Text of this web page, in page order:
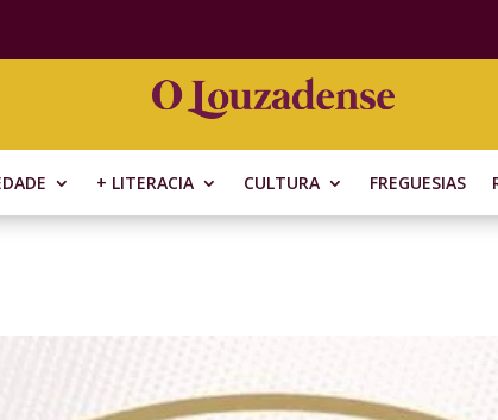
+ LITERACIA CULTURA FREGUESIAS